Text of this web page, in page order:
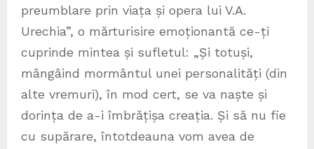
preumblare prin viața și opera lui V.A.
Urechia”, o mărturisire emoționantă ce-ți
cuprinde mintea și sufletul: „Și totuși,
mângâind mormântul unei personalități (din
alte vremuri), în mod cert, se va naște și
dorința de a-i îmbrățișa creația. Și să nu fie
cu supărare, întotdeauna vom avea de